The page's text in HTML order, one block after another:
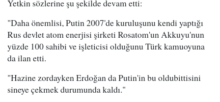
Yetkin sözlerine şu şekilde devam etti:
"Daha önemlisi, Putin 2007'de kuruluşunu kendi yaptığı
Rus devlet atom enerjisi şirketi Rosatom'un Akkuyu'nun
yüzde 100 sahibi ve işleticisi olduğunu Türk kamuoyuna
da ilan etti.
"Hazine zordayken Erdoğan da Putin'in bu oldubittisini
sineye çekmek durumunda kaldı."